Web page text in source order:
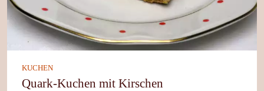
KUCHEN
Quark-Kuchen mit Kirschen